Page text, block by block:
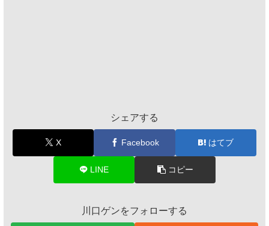
シェアする
X Facebook はてブ
LINE コピー
川口ゲンをフォローする